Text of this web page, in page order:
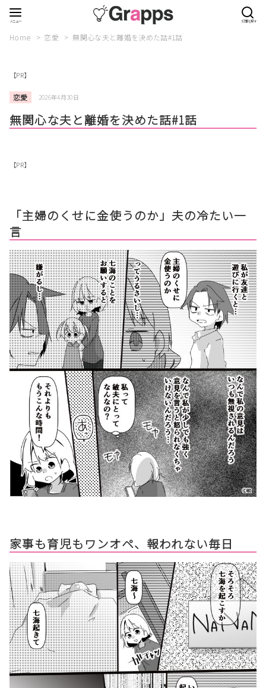
Home 恋愛 無関心な夫と離婚を決めた話#1話
【PR】
恋愛 2026年4月30日
無関心な夫と離婚を決めた話#1話
【PR】
「主婦のくせに金使うのか」夫の冷たい一
言
家事も育児もワンオペ、報われない毎日